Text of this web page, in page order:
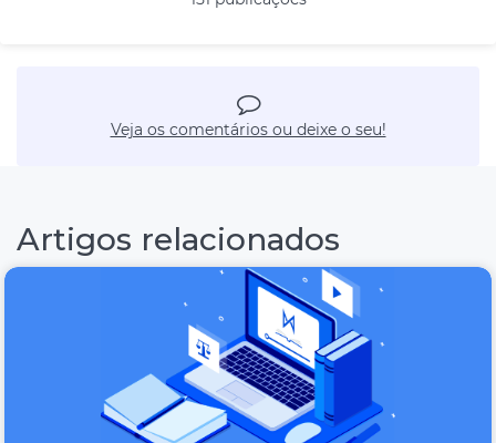
Veja os comentários ou deixe o seu!
Artigos relacionados